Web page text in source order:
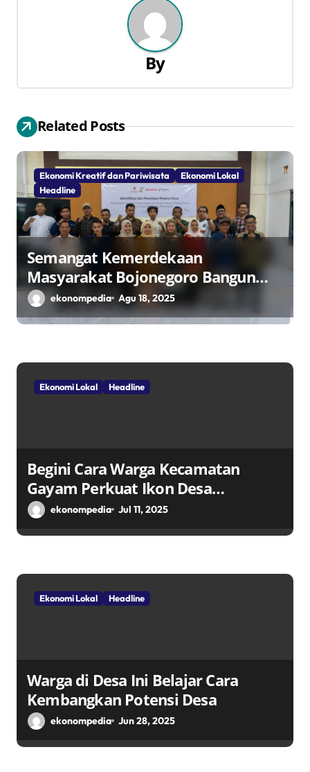
i
p
o
s
By
Related Posts
Ekonomi Kreatif dan Pariwisata
Ekonomi Lokal
Headline
Semangat Kemerdekaan
Masyarakat Bojonegoro Bangun
Desa Mandiri Ekonomi
ekonompedia Agu 18, 2025
Ekonomi Lokal Headline
Begini Cara Warga Kecamatan
Gayam Perkuat Ikon Desa
Penggerak Ekonomi Lokal Melalui
ekonompedia Jul 11, 2025
Ekonomi Lokal Headline
Warga di Desa Ini Belajar Cara
Kembangkan Potensi Desa
ekonompedia Jun 28, 2025